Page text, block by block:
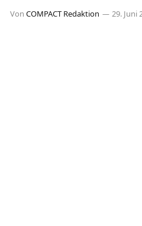
Von COMPACT Redaktion 29. Juni